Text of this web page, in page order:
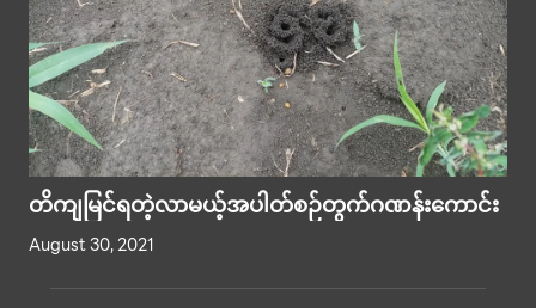
တိကျမြင်ရတဲ့လာမယ့်အပါတ်စဉ်တွက်ဂဏန်းကောင်း
August 30, 2021